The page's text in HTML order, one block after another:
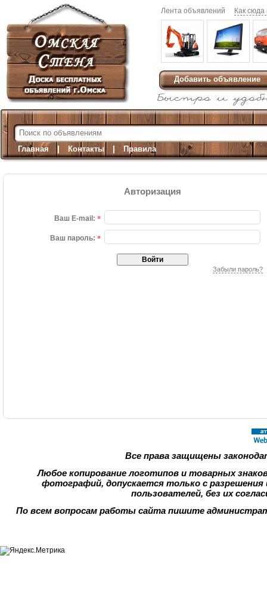
Лента объявлений Как сюда
Добавить объявление
Главная | Контакты | Правила
Авторизация
Ваш E-mail: *
Ваш пароль: *
Забыли пароль?
Все права защищены
Любое копирование логотипов и товарных
фотографий, допускается только с
пользователей, без их
По всем вопросам работы сайта пишите